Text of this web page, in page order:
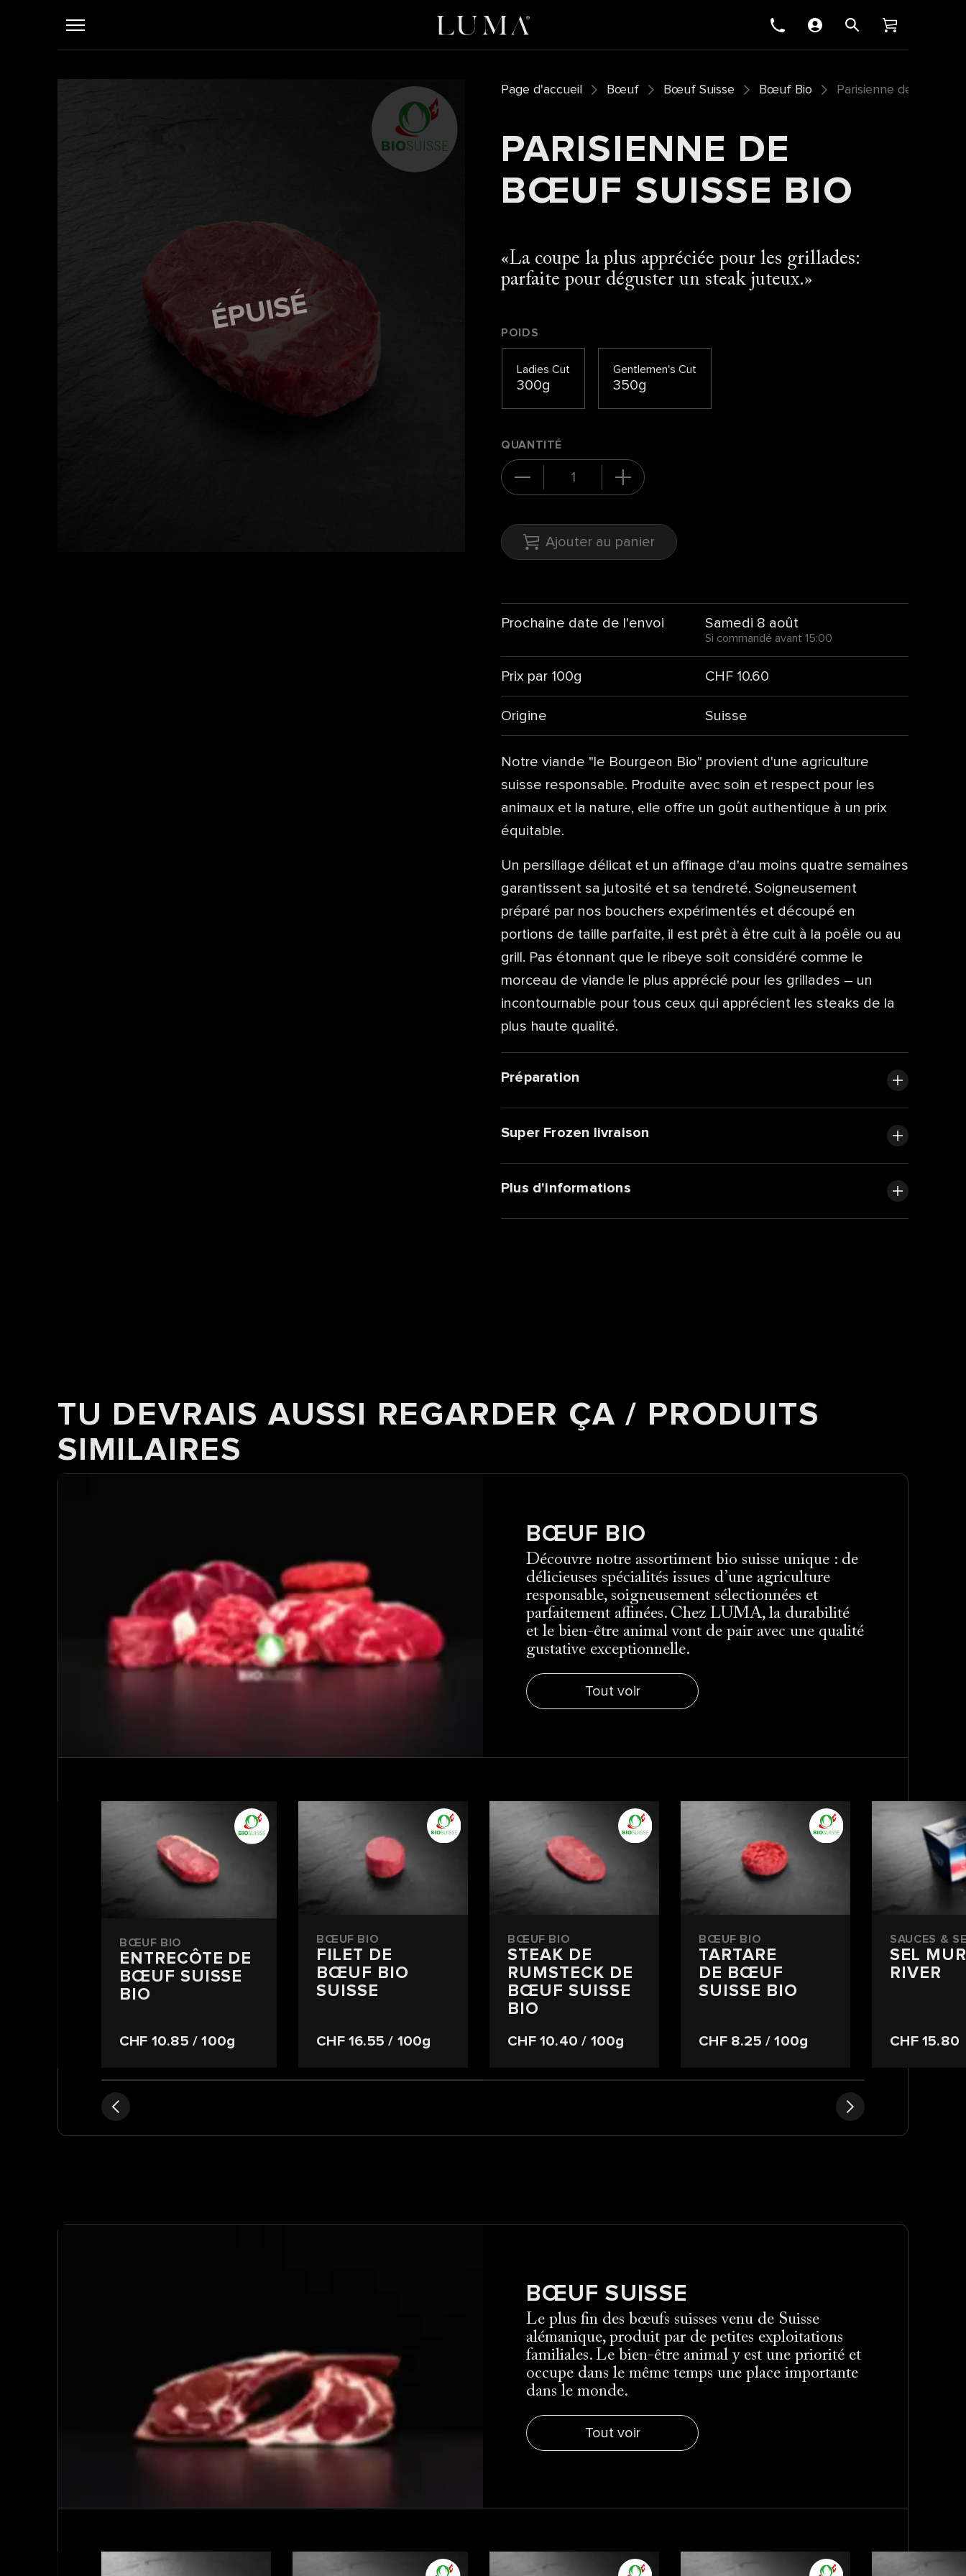
Page d'accueil Bœuf Bœuf Suisse Bœuf Bio Parisienne de bœuf
PARISIENNE DE
BŒUF SUISSE BIO
La coupe la plus appréciée pour les grillades:
parfaite pour déguster un steak juteux.
POIDS
Ladies Cut
300g
Gentlemen's Cut
350g
QUANTITÉ
Ajouter au panier
Prochaine date de l'envoi Samedi 8 août
Si commandé avant 15:00
Prix par 100g CHF 10.60
Origine Suisse
Notre viande "le Bourgeon Bio" provient d'une agriculture
suisse responsable. Produite avec soin et respect pour les
animaux et la nature, elle offre un goût authentique à un prix
équitable.
Un persillage délicat et un affinage d'au moins quatre semaines
garantissent sa jutosité et sa tendreté. Soigneusement
préparé par nos bouchers expérimentés et découpé en
portions de taille parfaite, il est prêt à être cuit à la poêle ou au
grill. Pas étonnant que le ribeye soit considéré comme le
morceau de viande le plus apprécié pour les grillades – un
incontournable pour tous ceux qui apprécient les steaks de la
plus haute qualité.
Préparation
Super Frozen livraison
Plus d'informations
TU DEVRAIS AUSSI REGARDER ÇA / PRODUITS
SIMILAIRES
BŒUF BIO
Découvre notre assortiment bio suisse unique : de
délicieuses spécialités issues d’une agriculture
responsable, soigneusement sélectionnées et
parfaitement affinées. Chez LUMA, la durabilité
et le bien-être animal vont de pair avec une qualité
gustative exceptionnelle.
Tout voir
BŒUF BIO
ENTRECÔTE DE
BŒUF SUISSE
BIO
CHF 10.85 / 100g
BŒUF BIO
FILET DE
BŒUF BIO
SUISSE
CHF 16.55/ 100g
BŒUF BIO
STEAK DE
RUMSTECK DE
BŒUF SUISSE
BIO
CHF 10.40/ 100g
BŒUF BIO
TARTARE
DE BŒUF
SUISSE BIO
CHF 8.25/ 100g
SAUCES &
SEL
RIVER
CHF 15.80
BŒUF SUISSE
Le plus fin des bœufs suisses venu de Suisse
alémanique, produit par de petites exploitations
familiales. Le bien-être animal y est une priorité et
occupe dans le même temps une place importante
dans le monde.
Tout voir